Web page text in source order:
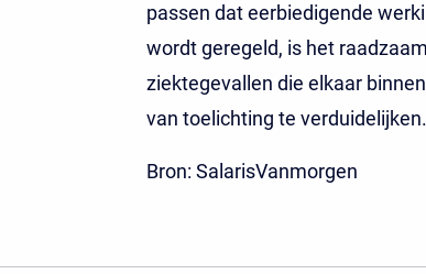
passen dat eerbiedigende
wordt geregeld, is het
ziektegevallen die elkaar
van toelichting te verduidelijken.
Bron: SalarisVanmorgen